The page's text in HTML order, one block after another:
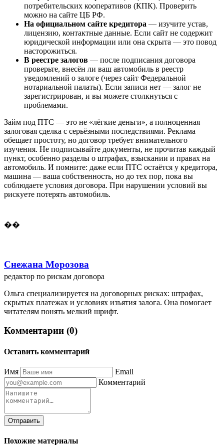
потребительских кооперативов (КПК). Проверить
можно на сайте ЦБ РФ.
На официальном сайте кредитора — изучите устав,
лицензию, контактные данные. Если сайт не содержит
юридической информации или она скрыта — это повод
насторожиться.
В реестре залогов — после подписания договора
проверьте, внесён ли ваш автомобиль в реестр
уведомлений о залоге (через сайт Федеральной
нотариальной палаты). Если записи нет — залог не
зарегистрирован, и вы можете столкнуться с
проблемами.
Займ под ПТС — это не «лёгкие деньги», а полноценная
залоговая сделка с серьёзными последствиями. Реклама
обещает простоту, но договор требует внимательного
изучения. Не подписывайте документы, не прочитав каждый
пункт, особенно разделы о штрафах, взыскании и правах на
автомобиль. И помните: даже если ПТС остаётся у кредитора,
машина — ваша собственность, но до тех пор, пока вы
соблюдаете условия договора. При нарушении условий вы
рискуете потерять автомобиль.
��
Снежана Морозова
редактор по рискам договора
Ольга специализируется на договорных рисках: штрафах,
скрытых платежах и условиях изъятия залога. Она помогает
читателям понять мелкий шрифт.
Комментарии (0)
Оставить комментарий
Имя
Email
Комментарий
Отправить
Похожие материалы